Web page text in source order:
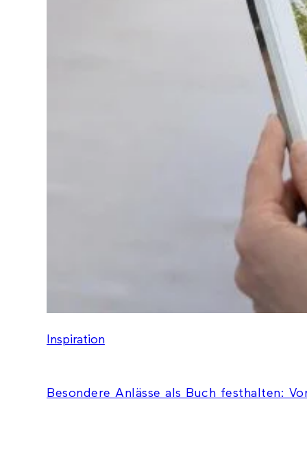
Inspiration
Besondere Anlässe als Buch festhalten: